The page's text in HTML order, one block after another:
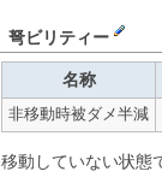
弩ビリティー
名称
非移動時被ダメ半減
移動していない状態